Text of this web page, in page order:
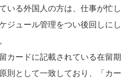
いる外国人の方は、仕事が忙し
ジュール管理をつい後回しにし
カードに記載されている在留期
則として一致しており、「カー